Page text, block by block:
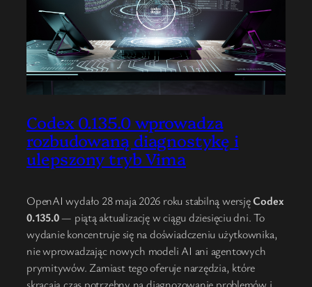
Codex 0.135.0 wprowadza
rozbudowaną diagnostykę i
ulepszony tryb Vima
OpenAI wydało 28 maja 2026 roku stabilną wersjęCodex
0.135.0— piątą aktualizację w ciągu dziesięciu dni. To
wydanie koncentruje się na doświadczeniu użytkownika,
nie wprowadzając nowych modeli AI ani agentowych
prymitywów. Zamiast tego oferuje narzędzia, które